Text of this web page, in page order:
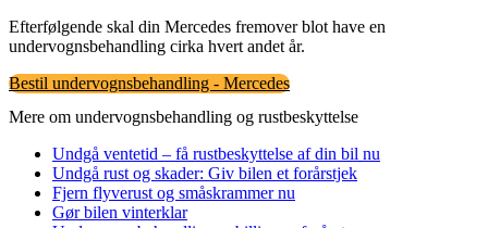
Efterfølgende skal din Mercedes fremover blot have en
undervognsbehandling cirka hvert andet år.
Bestil undervognsbehandling - Mercedes
Mere om undervognsbehandling og rustbeskyttelse
Undgå ventetid – få rustbeskyttelse af din bil nu
Undgå rust og skader: Giv bilen et forårstjek
Fjern flyverust og småskrammer nu
Gør bilen vinterklar